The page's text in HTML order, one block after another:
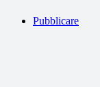
Pubblicare